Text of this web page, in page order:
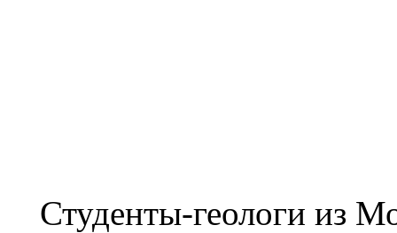
Студенты-геологи из